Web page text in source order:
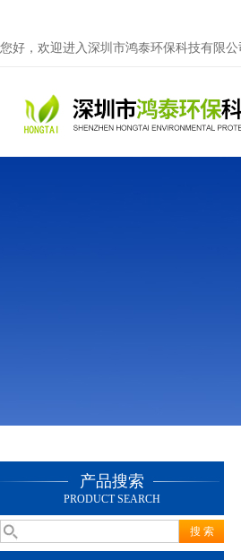
您好，欢迎进入深圳市鸿泰环保科技有限公
产品搜索
PRODUCT SEARCH